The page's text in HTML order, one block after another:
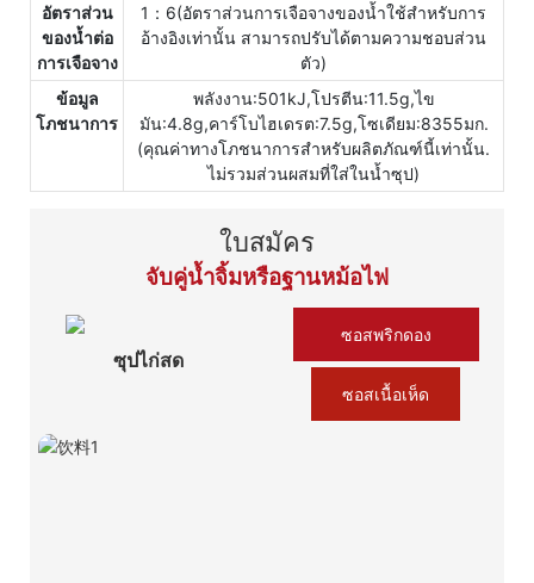
อัตราส่วน
ของน้ำต่อ
การเจือจาง
1：6(อัตราส่วนการเจือจางของน้ำใช้สำหรับการ
อ้างอิงเท่านั้น สามารถปรับได้ตามความชอบส่วน
ตัว)
ข้อมูล
โภชนาการ
พลังงาน:501kJ,โปรตีน:11.5g,ไข
มัน:4.8g,คาร์โบไฮเดรต:7.5g,โซเดียม:8355มก.
(คุณค่าทางโภชนาการสำหรับผลิตภัณฑ์นี้เท่านั้น.
ไม่รวมส่วนผสมที่ใส่ในน้ำซุป)
ใบสมัคร
จับคู่น้ำจิ้มหรือฐานหม้อไฟ
ซุปไก่สด
ซอสพริกดอง
ซอสเนื้อเห็ด